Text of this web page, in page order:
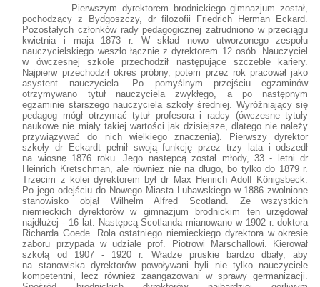
Pierwszym dyrektorem brodnickiego gimnazjum został,
pochodzący z Bydgoszczy, dr filozofii Friedrich Herman Eckard.
Pozostałych członków rady pedagogicznej zatrudniono w przeciągu
kwietnia i maja 1873 r. W skład nowo utworzonego zespołu
nauczycielskiego weszło łącznie z dyrektorem 12 osób. Nauczyciel
w ówczesnej szkole przechodził następujące szczeble kariery.
Najpierw przechodził okres próbny, potem przez rok pracował jako
asystent nauczyciela. Po pomyślnym przejściu egzaminów
otrzymywano tytuł nauczyciela zwykłego, a po następnym
egzaminie starszego nauczyciela szkoły średniej. Wyróżniający się
pedagog mógł otrzymać tytuł profesora i radcy (ówczesne tytuły
naukowe nie miały takiej wartości jak dzisiejsze, dlatego nie należy
przywiązywać do nich wielkiego znaczenia). Pierwszy dyrektor
szkoły dr Eckardt pełnił swoją funkcję przez trzy lata i odszedł
na wiosnę 1876 roku. Jego następcą został młody, 33 - letni dr
Heinrich Kretschman, ale również nie na długo, bo tylko do 1879 r.
Trzecim z kolei dyrektorem był dr Max Henrich Adolf Königsbeck.
Po jego odejściu do Nowego Miasta Lubawskiego w 1886 zwolnione
stanowisko objął Wilhelm Alfred Scotland. Ze wszystkich
niemieckich dyrektorów w gimnazjum brodnickim ten urzędował
najdłużej - 16 lat. Następcą Scotlanda mianowano w 1902 r. doktora
Richarda Goede. Rola ostatniego niemieckiego dyrektora w okresie
zaboru przypada w udziale prof. Piotrowi Marschallowi. Kierował
szkołą od 1907 - 1920 r. Władze pruskie bardzo dbały, aby
na stanowiska dyrektorów powoływani byli nie tylko nauczyciele
kompetentni, lecz również zaangażowani w sprawy germanizacji.